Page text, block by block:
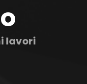
lavori